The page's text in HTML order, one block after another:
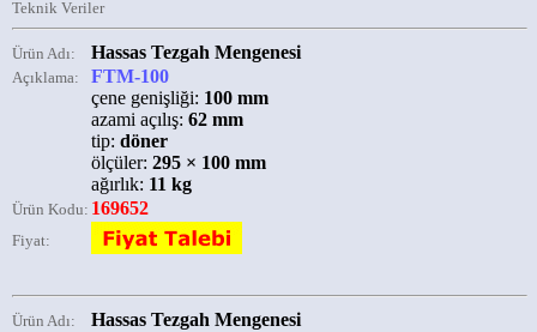
Teknik Veriler
Ürün Adı: Hassas Tezgah Mengenesi
Açıklama:
FTM-100
çene genişliği: 100 mm
azami açılış: 62 mm
tip: döner
ölçüler: 295 × 100 mm
ağırlık: 11 kg
Ürün Kodu: 169652
Fiyat:
Ürün Adı: Hassas Tezgah Mengenesi